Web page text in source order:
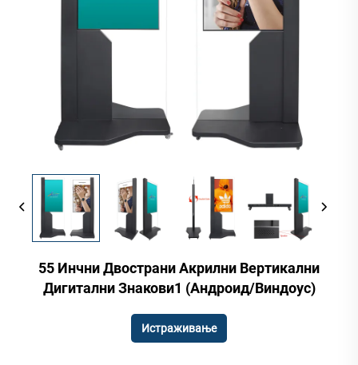
55 Инчни Двострани Акрилни Вертикални
Дигитални Знакови1 (Андроид/Виндоус)
Истраживање